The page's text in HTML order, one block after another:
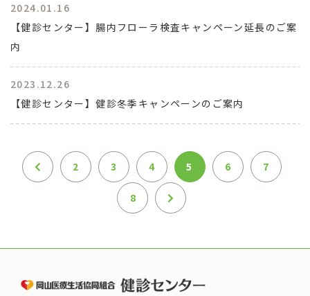
2024.01.16
【健診センター】腸内フローラ検査キャンペーン延長のご案
内
2023.12.26
【健診センター】健診冬季キャンペーンのご案内
2 3 4 5 6 7
8